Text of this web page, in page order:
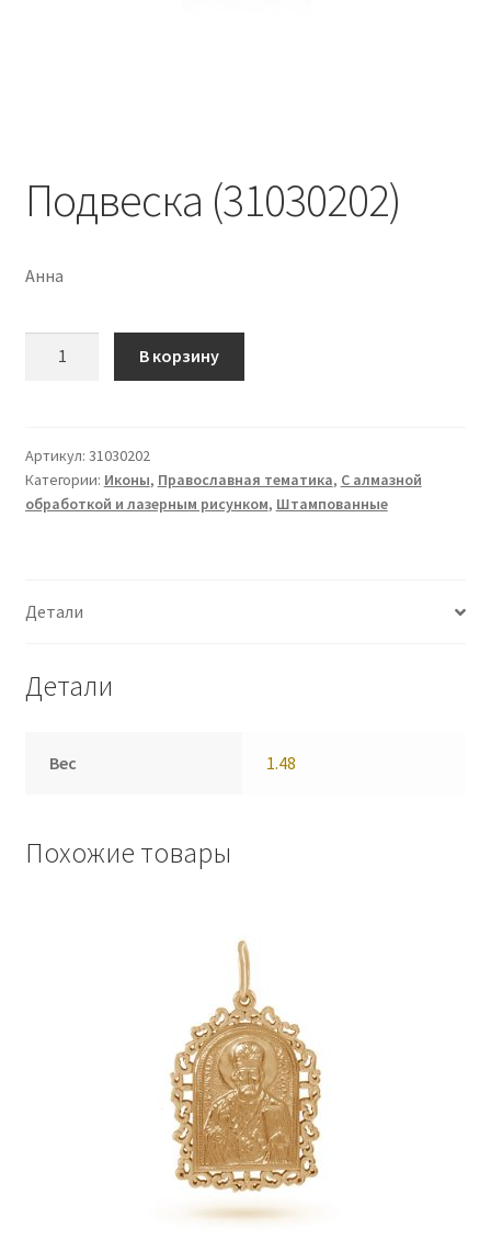
Подвеска (31030202)
Анна
В корзину
Артикул: 31030202
Категории: Иконы, Православная тематика, С алмазной
обработкой и лазерным рисунком, Штампованные
Детали
Детали
Вес 1.48
Похожие товары